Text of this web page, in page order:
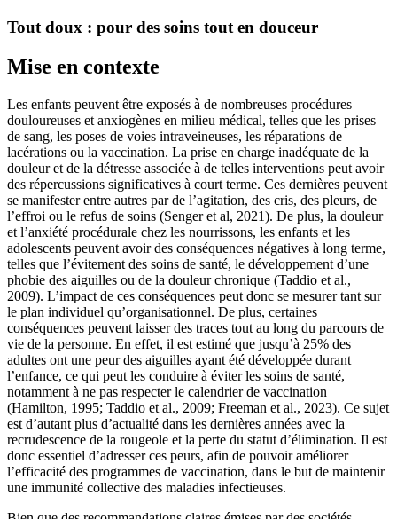
Tout doux : pour des soins tout en douceur
Mise en contexte
Les enfants peuvent être exposés à de nombreuses procédures
douloureuses et anxiogènes en milieu médical, telles que les prises
de sang, les poses de voies intraveineuses, les réparations de
lacérations ou la vaccination. La prise en charge inadéquate de la
douleur et de la détresse associée à de telles interventions peut avoir
des répercussions significatives à court terme. Ces dernières peuvent
se manifester entre autres par de l’agitation, des cris, des pleurs, de
l’effroi ou le refus de soins (Senger et al, 2021). De plus, la douleur
et l’anxiété procédurale chez les nourrissons, les enfants et les
adolescents peuvent avoir des conséquences négatives à long terme,
telles que l’évitement des soins de santé, le développement d’une
phobie des aiguilles ou de la douleur chronique (Taddio et al.,
2009). L’impact de ces conséquences peut donc se mesurer tant sur
le plan individuel qu’organisationnel. De plus, certaines
conséquences peuvent laisser des traces tout au long du parcours de
vie de la personne. En effet, il est estimé que jusqu’à 25% des
adultes ont une peur des aiguilles ayant été développée durant
l’enfance, ce qui peut les conduire à éviter les soins de santé,
notamment à ne pas respecter le calendrier de vaccination
(Hamilton, 1995; Taddio et al., 2009; Freeman et al., 2023). Ce sujet
est d’autant plus d’actualité dans les dernières années avec la
recrudescence de la rougeole et la perte du statut d’élimination. Il est
donc essentiel d’adresser ces peurs, afin de pouvoir améliorer
l’efficacité des programmes de vaccination, dans le but de maintenir
une immunité collective des maladies infectieuses.